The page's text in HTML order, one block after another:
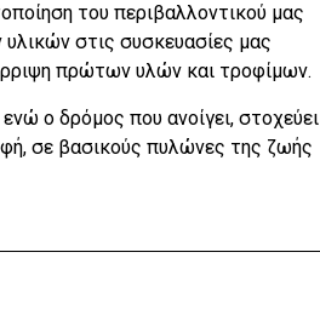
του περιβαλλοντικού μας
στις συσκευασίες μας
πρώτων υλών και τροφίμων.
ο δρόμος που ανοίγει, στοχεύει
σε βασικούς πυλώνες της ζωής